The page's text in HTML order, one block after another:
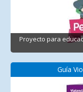
Proyecto para
Guía